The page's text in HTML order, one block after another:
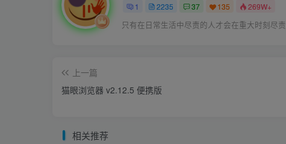
1 2235 37 135 269W+
只有在日常生活中尽责的人才会在重大时刻尽责
上一篇
猫眼浏览器 v2.12.5 便携版
相关推荐